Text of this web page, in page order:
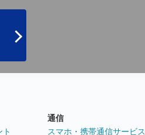
通信
スマホ・携帯通信サービス